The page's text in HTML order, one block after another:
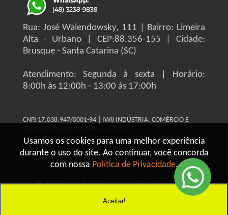
Usamos os cookies para uma melhor experiência
durante o uso do site. Ao continuar, você concorda
com nossa Política de Privacidade.
Aceitar!
Rua: José Walendowsky, 111 | Bairro: Limeira
Alta - Urbano | CEP:88.356-155 | Cidade:
Brusque - Santa Catarina (SC)
Atendimento: Segunda à sexta | Horário:
8:00h às 12:00h - 13:00 ás 17:00h
CNPJ 17.038.947/0001-94 | IW8 INDÚSTRIA, COMÉRCIO E
© Todos os direitos reservados Grupo IW8
Construmaq - 2026